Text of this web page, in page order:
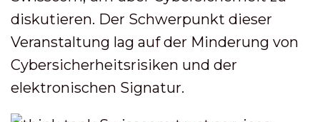
diskutieren. Der Schwerpunkt dieser
Veranstaltung lag auf der Minderung von
Cybersicherheitsrisiken und der
elektronischen Signatur.